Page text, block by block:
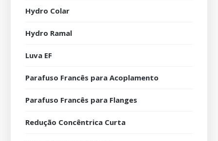
Hydro Colar
Hydro Ramal
Luva EF
Parafuso Francês para Acoplamento
Parafuso Francês para Flanges
Redução Concêntrica Curta